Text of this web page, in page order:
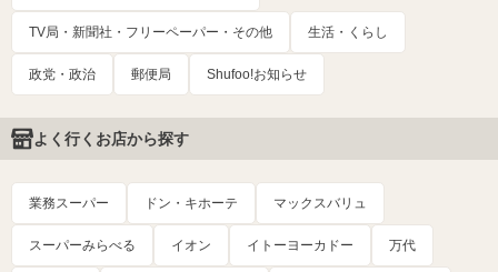
TV局・新聞社・フリーペーパー・その他 生活・くらし
政党・政治 郵便局 Shufoo!お知らせ
よく行くお店から探す
業務スーパー ドン・キホーテ マックスバリュ
スーパーみらべる イオン イトーヨーカドー 万代